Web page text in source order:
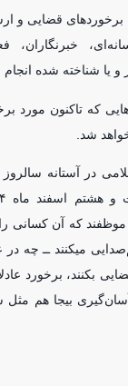
قضایی و
خبرنگاران،
و یا شناخته شده
که تاکنون مورد
شد.
در آستانه‌
موظفند که آن کسانی
میکنند ــ چه
بکنند، برخورد
بیجا هم